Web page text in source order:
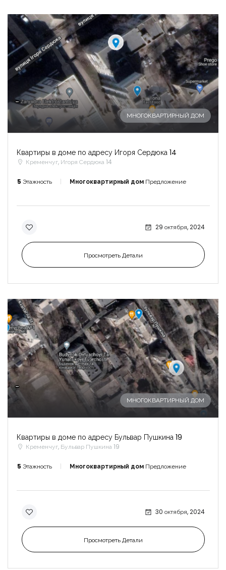
-
МНОГОКВАРТИРНЫЙ ДОМ
Квартиры в доме по адресу Игоря Сердюка 14
Кременчуг, Игоря Сердюка 14
5 Этажность Многоквартирный дом Предложение
29 октября, 2024
Просмотреть Детали
-
МНОГОКВАРТИРНЫЙ ДОМ
Квартиры в доме по адресу Бульвар Пушкина 19
Кременчуг, Бульвар Пушкина 19
5 Этажность Многоквартирный дом Предложение
30 октября, 2024
Просмотреть Детали